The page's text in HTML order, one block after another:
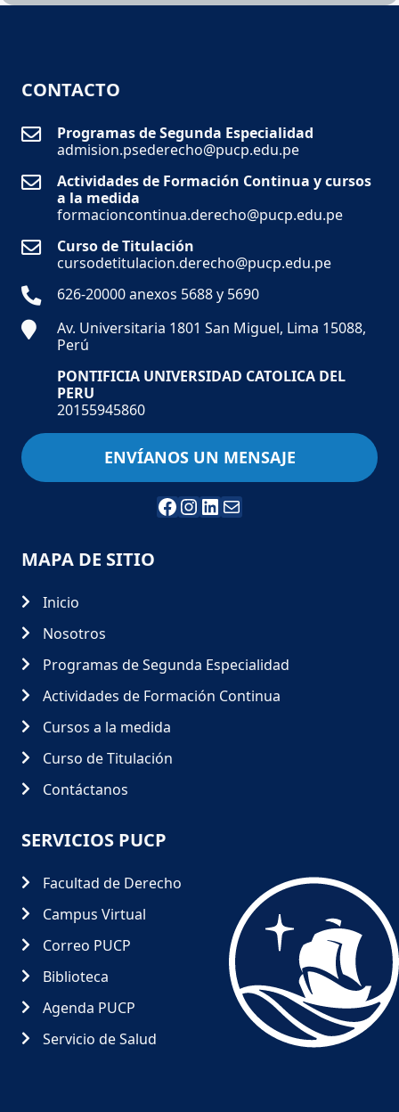
CONTACTO
Programas de Segunda Especialidad
admision.psederecho@pucp.edu.pe
Actividades de Formación Continua y cursos
a la medida
formacioncontinua.derecho@pucp.edu.pe
Curso de Titulación
cursodetitulacion.derecho@pucp.edu.pe
626-20000 anexos 5688 y 5690
Av. Universitaria 1801 San Miguel, Lima 15088,
Perú
PONTIFICIA UNIVERSIDAD CATOLICA DEL
PERU
20155945860
ENVÍANOS UN MENSAJE
MAPA DE SITIO
Inicio
Nosotros
Programas de Segunda Especialidad
Actividades de Formación Continua
Cursos a la medida
Curso de Titulación
Contáctanos
SERVICIOS PUCP
Facultad de Derecho
Campus Virtual
Correo PUCP
Biblioteca
Agenda PUCP
Servicio de Salud